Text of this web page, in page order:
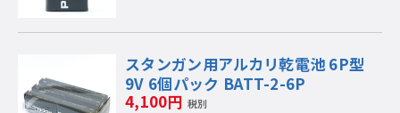
スタンガン用アルカリ乾電池 6P型
9V 6個パック BATT-2-6P
4,100円 税別